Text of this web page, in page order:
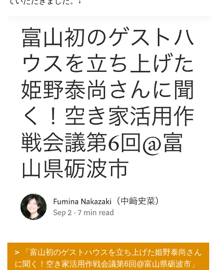
「富山初のゲストハウスを立ち上げた姫野泰尚さん
に聞く！空き家活用作戦会議第6回@富山県砺波市」